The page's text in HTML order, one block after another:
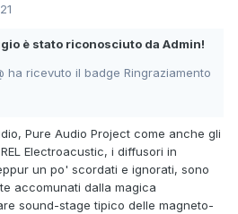
è stato riconosciuto da Admin!
ha ricevuto il badge Ringraziamento
Pure Audio Project come anche gli
Electroacustic, i diffusori in
un po' scordati e ignorati, sono
accomunati dalla magica
sound-stage tipico delle magneto-